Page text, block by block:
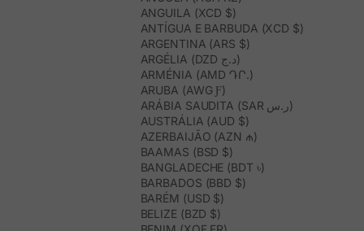
ANGUILA (XCD $)
ANTÍGUA E BARBUDA (XCD $)
ARGENTINA (ARS $)
ARGÉLIA (DZD د.ج)
ARMÉNIA (AMD ԴՐ.)
ARUBA (AWG Ƒ)
ARÁBIA SAUDITA (SAR ر.س)
AUSTRÁLIA (AUD $)
AZERBAIJÃO (AZN ₼)
BAAMAS (BSD $)
BANGLADECHE (BDT ৳)
BARBADOS (BBD $)
BARÉM (USD $)
BELIZE (BZD $)